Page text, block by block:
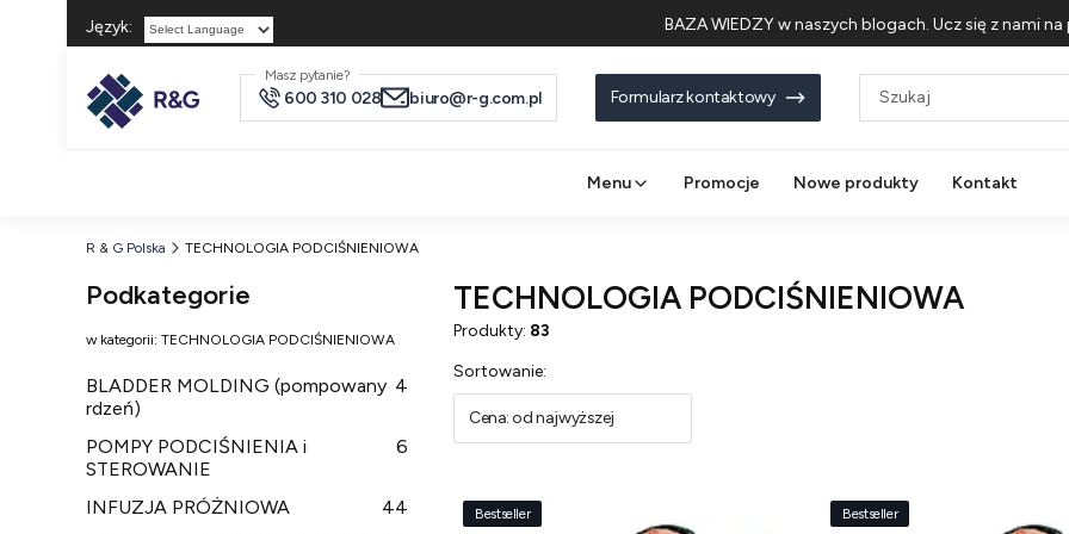
Język:
Powered by
BAZA WIEDZY w naszych blogach. Ucz się z nami na
Masz pytanie?
600 310 028 biuro@r-g.com.pl Formularz kontaktowy
Menu Promocje Nowe produkty Kontakt
R & G Polska TECHNOLOGIA PODCIŚNIENIOWA
Podkategorie
w kategorii: TECHNOLOGIA PODCIŚNIENIOWA
BLADDER MOLDING (pompowany
rdzeń)
4
POMPY PODCIŚNIENIA i
STEROWANIE
6
INFUZJA PRÓŻNIOWA
44
TECHNOLOGIA PODCIŚNIENIOWA
Produkty: 83
Lista produktów
Sortowanie:
Cena: od najwyższej
Bestseller Bestseller